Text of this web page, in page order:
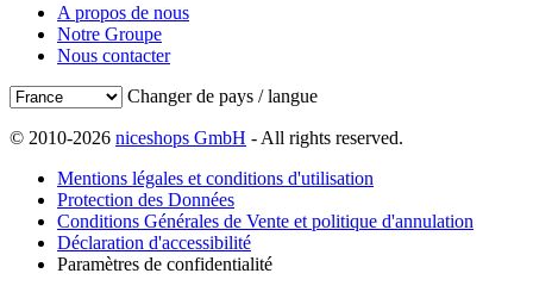
A propos de nous
Notre Groupe
Nous contacter
Changer de pays / langue
© 2010-2026 niceshops GmbH - All rights reserved.
Mentions légales et conditions d'utilisation
Protection des Données
Conditions Générales de Vente et politique d'annulation
Déclaration d'accessibilité
Paramètres de confidentialité